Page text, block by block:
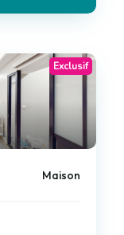
Exclusif
Maison